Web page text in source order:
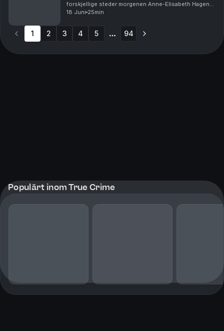
forskjellige steder morgenen Anne-Elisabeth Hagen
forsvant. Politiet jakter svar: Hva gjorde den der?
18 Juni 25min
1 2 3 4 5 94
Populärt inom True Crime